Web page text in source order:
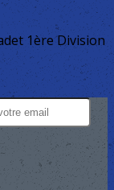
1ère Division